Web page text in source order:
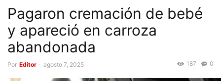
Pagaron cremación de bebé
y apareció en carroza
abandonada
Por Editor - agosto 7, 2025 0
187